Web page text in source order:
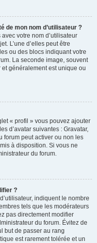
de mon nom d’utilisateur ?
votre nom d’utilisateur
L’une d’elles peut être
ou des blocs indiquant votre
La seconde image, souvent
généralement est unique ou
« profil » vous pouvez ajouter
d’avatar suivantes : Gravatar,
forum peut activer ou non les
à disposition. Si vous ne
du forum.
?
indiquent le nombre
tels que les modérateurs
pas directement modifier
du forum. Évitez de
but de passer au rang
est rarement tolérée et un